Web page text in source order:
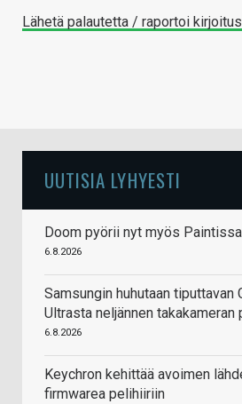
Lähetä palautetta / raportoi
UUTISIA LYHYESTI
Doom pyörii nyt myös Paintissa
6.8.2026
Samsungin huhutaan tiputtavan
Ultrasta neljännen takakameran
6.8.2026
Keychron kehittää avoimen
firmwarea pelihiiriin